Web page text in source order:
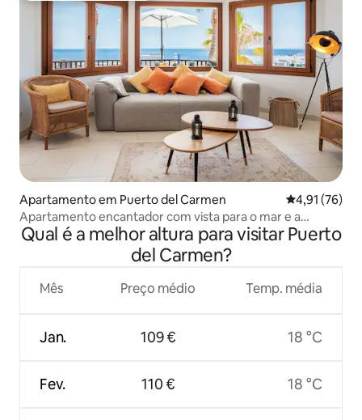
Apartamento em Puerto del Carmen Classificação
4,91 (76)
Apartamento encantador com vista para o mar e a
montanha
Qual é a melhor altura para visitar Puerto
del Carmen?
Mês
Jan.
Fev.
Preço médio
109 €
110 €
Temp. média
18 °C
18 °C